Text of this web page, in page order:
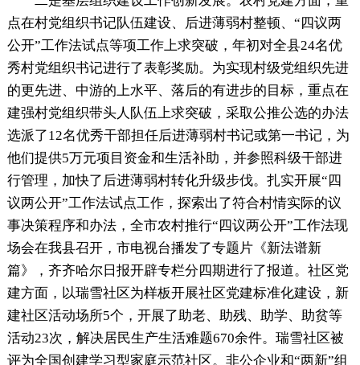
点在村党组织书记队伍建设、后进薄弱村整顿、“四议两
公开”工作法试点等项工作上求突破，年初对全县24名优
秀村党组织书记进行了表彰奖励。为实现村级党组织先进
的更先进、中游的上水平、落后的有进步的目标，重点在
建强村党组织带头人队伍上求突破，采取公推公选的办法
选派了12名优秀干部担任后进薄弱村书记或第一书记，为
他们提供5万元项目资金和生活补助，并参照科级干部进
行管理，加快了后进薄弱村转化升级步伐。扎实开展“四
议两公开”工作法试点工作，探索出了符合村情实际的议
事决策程序和办法，全市农村推行“四议两公开”工作法现
场会在我县召开，市电视台播发了专题片《新法谱新
篇》，齐齐哈尔日报开辟专栏分四期进行了报道。社区党
建方面，以瑞雪社区为样板开展社区党建标准化建设，新
建社区活动场所5个，开展了助老、助残、助学、助贫等
活动23次，解决居民生产生活难题670余件。瑞雪社区被
评为全国创建学习型家庭示范社区。非公企业和“两新”组